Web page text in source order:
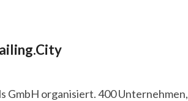
GmbH organisiert. 400 Unternehmen,